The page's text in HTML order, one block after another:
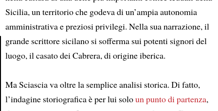
Sicilia, un territorio che godeva di un’ampia autonomia
amministrativa e preziosi privilegi. Nella sua narrazione, il
grande scrittore sicilano si sofferma sui potenti signori del
luogo, il casato dei Cabrera, di origine iberica.
Ma Sciascia va oltre la semplice analisi storica. Di fatto,
l’indagine storiografica è per lui soloun punto di partenza,